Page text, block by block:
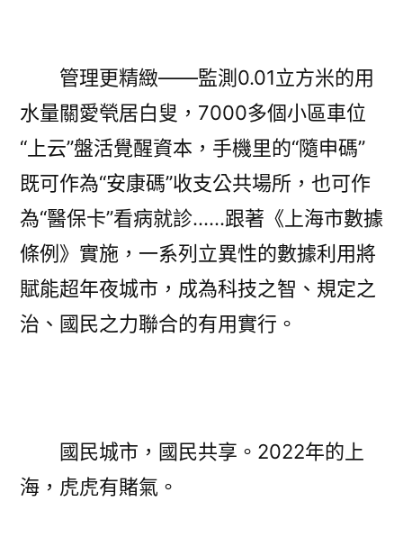
管理更精緻——監測0.01立方米的用
水量關愛煢居白叟，7000多個小區車位
“上云”盤活覺醒資本，手機里的“隨申碼”
既可作為“安康碼”收支公共場所，也可作
為“醫保卡”看病就診……跟著《上海市數據
條例》實施，一系列立異性的數據利用將
賦能超年夜城市，成為科技之智、規定之
治、國民之力聯合的有用實行。
國民城市，國民共享。2022年的上
海，虎虎有賭氣。